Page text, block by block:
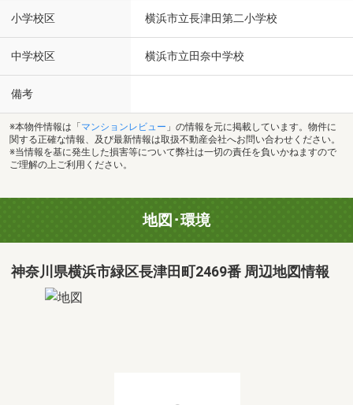
小学校区 横浜市立長津田第二小学校
中学校区 横浜市立田奈中学校
備考
※本物件情報は「 マンションレビュー 」の情報を元に掲載しています。物件に
関する正確な情報、及び最新情報は取扱不動産会社へお問い合わせください。
※当情報を基に発生した損害等について弊社は一切の責任を負いかねますので
ご理解の上ご利用ください。
地図･環境
神奈川県横浜市緑区長津田町2469番 周辺地図情報